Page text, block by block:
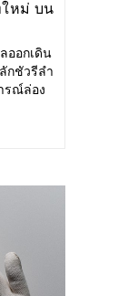
ใหม่ บน
ออกเดิน
กชัวรีลำ
รณ์ล่อง
ระดับ